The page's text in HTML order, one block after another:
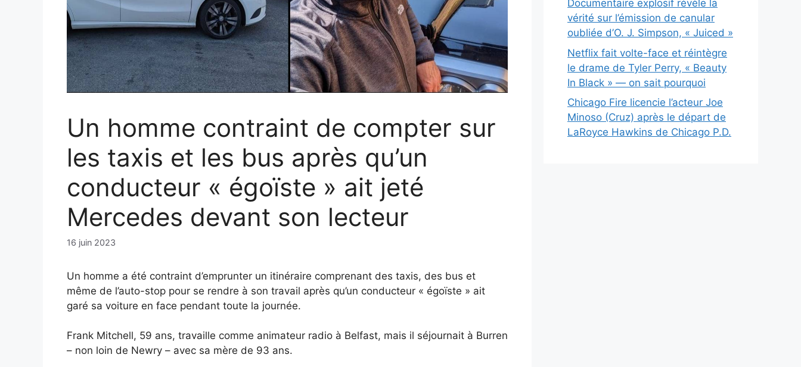
Un homme contraint de compter sur
les taxis et les bus après qu’un
conducteur « égoïste » ait jeté
Mercedes devant son lecteur
16 juin 2023
Un homme a été contraint d’emprunter un itinéraire comprenant des taxis, des bus et
même de l’auto-stop pour se rendre à son travail après qu’un conducteur « égoïste » ait
garé sa voiture en face pendant toute la journée.
Frank Mitchell, 59 ans, travaille comme animateur radio à Belfast, mais il séjournait à Burren
– non loin de Newry – avec sa mère de 93 ans.
Documentaire explosif révèle la
vérité sur l’émission de canular
oubliée d’O. J. Simpson, « Juiced »
Netflix fait volte-face et réintègre
le drame de Tyler Perry, « Beauty
In Black » — on sait pourquoi
Chicago Fire licencie l’acteur Joe
Minoso (Cruz) après le départ de
LaRoyce Hawkins de Chicago P.D.